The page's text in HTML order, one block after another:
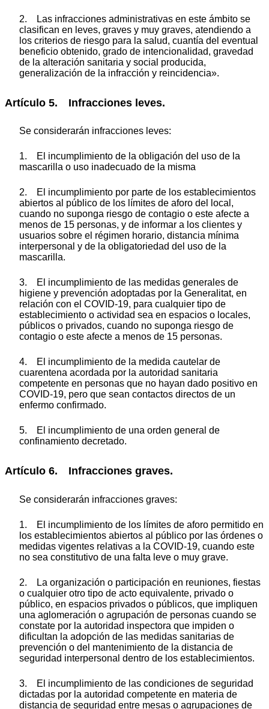
2. Las infracciones administrativas en este ámbito se
clasifican en leves, graves y muy graves, atendiendo a
los criterios de riesgo para la salud, cuantía del eventual
beneficio obtenido, grado de intencionalidad, gravedad
de la alteración sanitaria y social producida,
generalización de la infracción y reincidencia».
Artículo 5. Infracciones leves.
Se considerarán infracciones leves:
1. El incumplimiento de la obligación del uso de la
mascarilla o uso inadecuado de la misma
2. El incumplimiento por parte de los establecimientos
abiertos al público de los límites de aforo del local,
cuando no suponga riesgo de contagio o este afecte a
menos de 15 personas, y de informar a los clientes y
usuarios sobre el régimen horario, distancia mínima
interpersonal y de la obligatoriedad del uso de la
mascarilla.
3. El incumplimiento de las medidas generales de
higiene y prevención adoptadas por la Generalitat, en
relación con el COVID-19, para cualquier tipo de
establecimiento o actividad sea en espacios o locales,
públicos o privados, cuando no suponga riesgo de
contagio o este afecte a menos de 15 personas.
4. El incumplimiento de la medida cautelar de
cuarentena acordada por la autoridad sanitaria
competente en personas que no hayan dado positivo en
COVID-19, pero que sean contactos directos de un
enfermo confirmado.
5. El incumplimiento de una orden general de
confinamiento decretado.
Artículo 6. Infracciones graves.
Se considerarán infracciones graves:
1. El incumplimiento de los límites de aforo permitido en
los establecimientos abiertos al público por las órdenes o
medidas vigentes relativas a la COVID-19, cuando este
no sea constitutivo de una falta leve o muy grave.
2. La organización o participación en reuniones, fiestas
o cualquier otro tipo de acto equivalente, privado o
público, en espacios privados o públicos, que impliquen
una aglomeración o agrupación de personas cuando se
constate por la autoridad inspectora que impiden o
dificultan la adopción de las medidas sanitarias de
prevención o del mantenimiento de la distancia de
seguridad interpersonal dentro de los establecimientos.
3. El incumplimiento de las condiciones de seguridad
dictadas por la autoridad competente en materia de
distancia de seguridad entre mesas o agrupaciones de